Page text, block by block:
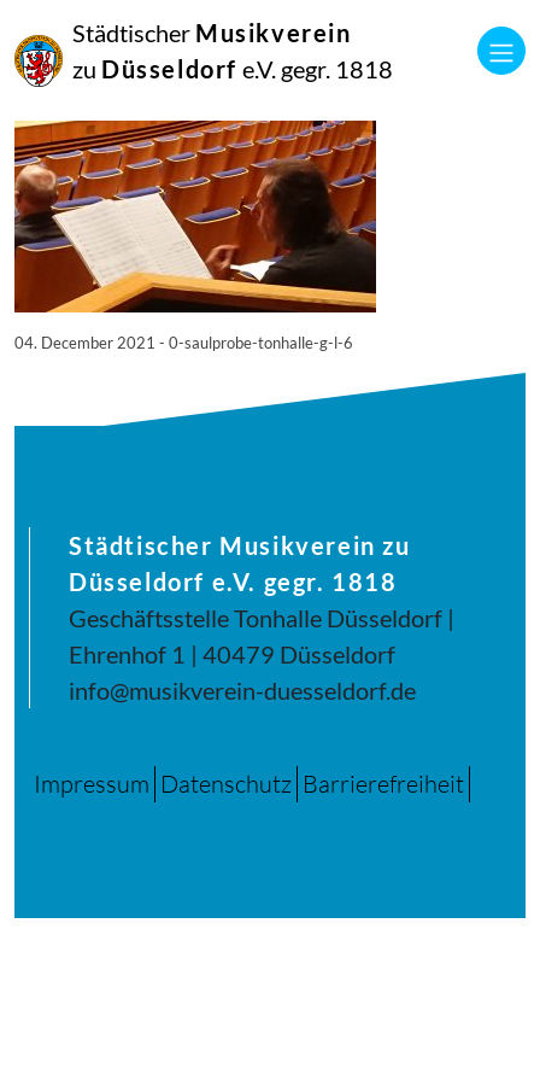
Städtischer Musikverein
zu Düsseldorf e.V. gegr. 1818
Dezember
2021
Manfred Hill
04. December 2021 - 0-saulprobe-tonhalle-g-l-6
Städtischer Musikverein zu
Düsseldorf e.V. gegr. 1818
Geschäftsstelle Tonhalle Düsseldorf |
Ehrenhof 1 | 40479 Düsseldorf
info@musikverein-duesseldorf.de
Impressum Datenschutz Barrierefreiheit